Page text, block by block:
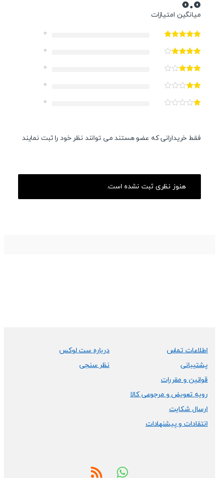
0.0
میانگین امتیازات
0
0
0
0
0
فقط خریدارانی که عضو هستند می توانند نظر خود را ثبت نمایند
هنوز نظری ثبت نشده است.
اطلاعات تماس
پشتیبانی
قوانین و مقررات
رویه تعویض و مرجوعی کالا
ارسال شکایت
انتقادات و پیشنهادات
درباره ست لوکس
نظر سنجی